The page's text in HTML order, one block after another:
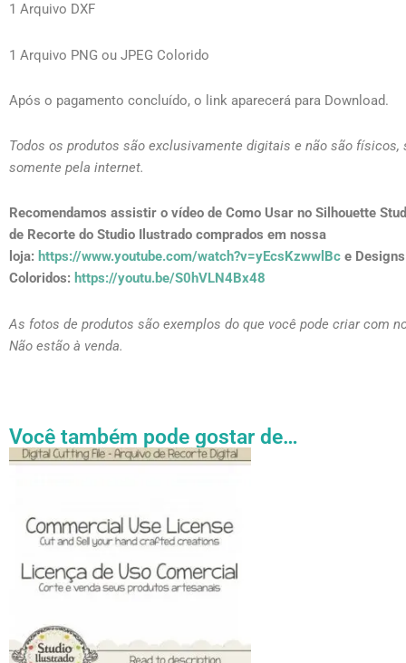
1 Arquivo DXF
1 Arquivo PNG ou JPEG Colorido
Após o pagamento concluído, o link aparecerá para Download.
Todos os produtos são exclusivamente digitais e não são físicos,
somente pela internet.
Recomendamos assistir o vídeo de Como Usar no Silhouette
de Recorte do Studio Ilustrado comprados em nossa
loja: https://www.youtube.com/watch?v=yEcsKzwwlBc e Designs
Coloridos: https://youtu.be/S0hVLN4Bx48
As fotos de produtos são exemplos do que você pode criar com
Não estão à venda.
Você também pode gostar de…
Faixa
de
através
R$ 54.89
Este
várias
variantes.
As
opções
escolhidas